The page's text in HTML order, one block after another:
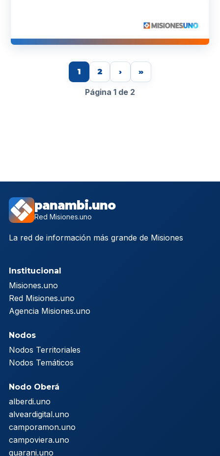
1 2 › »
Página 1 de 2
panambi.uno
Red Misiones.uno
La red de información más grande de Misiones
Institucional
Misiones.uno
Red Misiones.uno
Agencia Misiones.uno
Nodos
Nodos Territoriales
Nodos Temáticos
Nodo Oberá
alberdi.uno
alveardigital.uno
camporamon.uno
campoviera.uno
guarani.uno